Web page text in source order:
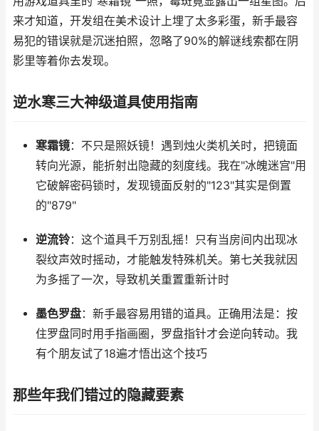
来才知道，开发组在美术设计上埋了太多彩蛋，新手最容
易犯的错误就是沉迷拍照，忽略了90%的解谜线索都在阴
影里等着你去发现。
逆水寒三大神级道具使用指南
寒霜镜：不只是照妖镜！遇到烛火类机关时，把镜面
转向光源，能折射出隐藏的刻度线。我在"冰魄迷宫"用
它破解密码锁时，发现镜面反射的"123"其实是倒置
的"879"
逆流铃：这个道具千万别乱摇！只有当房间内出现冰
裂纹声效时摇动，才能触发特殊机关。第七关我就因
为多摇了一次，导致机关重置重新计时
墨色罗盘：新手最容易用错的道具。正确用法是：按
住罗盘同时用手指画圈，罗盘指针才会逆向转动。我
有个朋友试了18遍才悟出这个技巧
那些年我们错过的隐藏要素